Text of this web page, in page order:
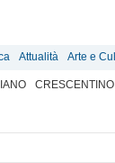
Attualità Arte e
CRESCENTINO